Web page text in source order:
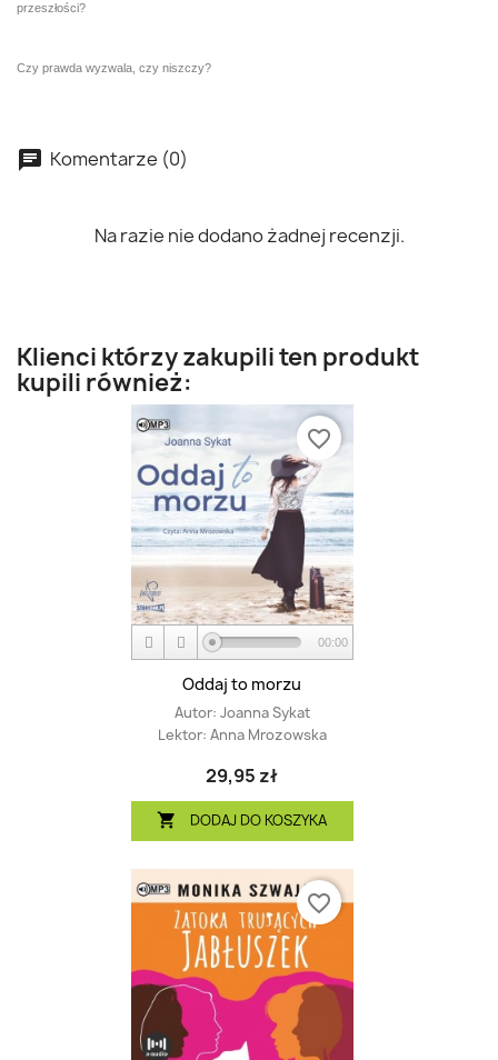
przeszłości?
Czy prawda wyzwala, czy niszczy?
Komentarze (0)
Na razie nie dodano żadnej recenzji.
Klienci którzy zakupili ten produkt
kupili również:
00:00
Oddaj to morzu
Autor: Joanna Sykat
Lektor: Anna Mrozowska
29,95 zł
 DODAJ DO KOSZYKA
favorite_border
favorite_border